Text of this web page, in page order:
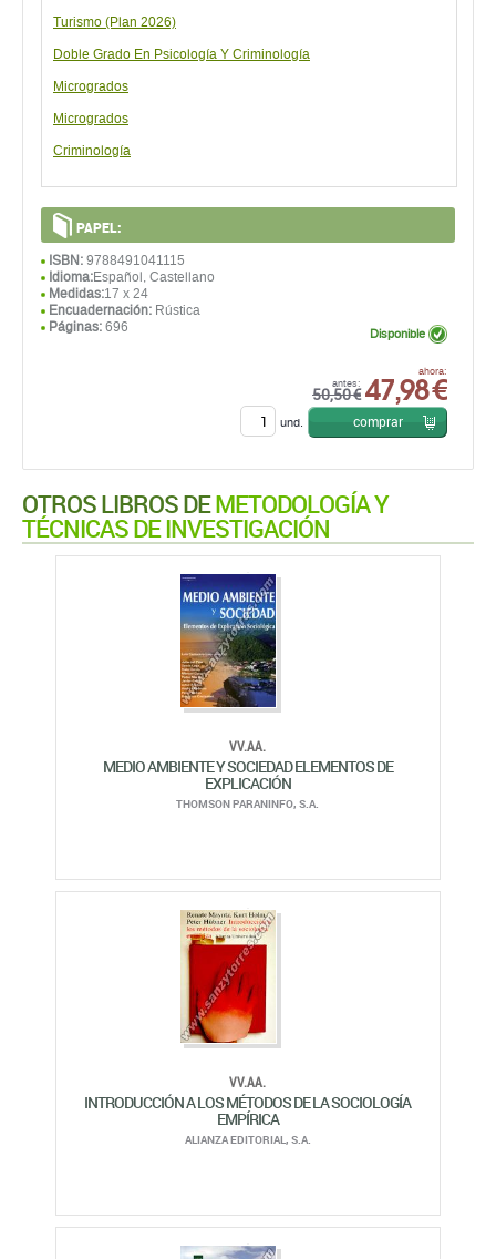
Turismo (Plan 2026)
Doble Grado En Psicologí­a Y Criminología
Microgrados
Microgrados
Criminología
PAPEL:
ISBN: 9788491041115
Idioma:Español, Castellano
Medidas:17 x 24
Encuadernación: Rústica
Páginas: 696
antes:
50,50 €
ahora:
47,98 €
Disponible
und. comprar
OTROS LIBROS DEMETODOLOGÍA Y
TÉCNICAS DE INVESTIGACIÓN
VV.AA.
MEDIO AMBIENTE Y SOCIEDAD ELEMENTOS DE
EXPLICACIÓN
THOMSON PARANINFO, S.A.
VV.AA.
INTRODUCCIÓN A LOS MÉTODOS DE LA SOCIOLOGÍA
EMPÍRICA
ALIANZA EDITORIAL, S.A.